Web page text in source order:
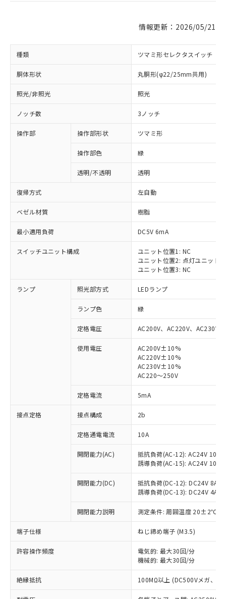
情報更新：2026/05/21
種類 ツマミ形セレクタスイッチ
胴体形状 丸胴形(φ22/25mm共用)
照光/非照光 照光
ノッチ数 3ノッチ
操作部 操作部形状 ツマミ形
操作部色 緑
透明/不透明 透明
復帰方式 左自動
ベゼル材質 樹脂
最小適用負荷 DC5V 6mA
スイッチユニット構成
ユニット位置1: NC
ユニット位置2: 点灯ユニット
ユニット位置3: NC
ランプ 照光部方式 LEDランプ
ランプ色 緑
定格電圧 AC200V、AC220V、AC230V
使用電圧
AC200V±10%
AC220V±10%
AC230V±10%
AC220～250V
定格電流 5mA
接点定格 接点構成 2b
定格通電電流 10A
開閉能力(AC)
抵抗負荷(AC-12): AC24V 10A/
誘導負荷(AC-15): AC24V
開閉能力(DC)
抵抗負荷(DC-12): DC24V 8A/
誘導負荷(DC-13): DC24V 4A/
開閉能力説明 測定条件: 周囲温度 20±2℃、
端子仕様 ねじ締め端子 (M3.5)
許容操作頻度
電気的: 最大30回/分
機械的: 最大30回/分
絶縁抵抗 100MΩ以上 (DC500Vメガ、点
以下の条件をお読みいただき、同意のうえ
本サービスは、当社制御機器事業取扱
商品の当社在庫状況および標準価格
(税抜)を提供させていただくもので
本サービスの対象外となる商品もある
ことをご了承ください。
在庫状況および標準価格照会結果は、
記載している更新日時点での社内デー
タに基づき作成されるものであり、閲
覧された時点での実際の在庫および標
対応済み：EU RoHS指令（10物質）の
非含有に対応した製品が提供可能な商品で
対応予定：EU RoHS指令（10物質）の非含
有に対応した製品に切り替える予定のある
対応予定なし：EU RoHS指令（10物質）の
非含有に非対応の商品で、対応品を出す予
調査・確認中：EU RoHS指令（10物質）の
非含有の対応状況を調査中または確認中の
非該当品：ライセンス料など無形物で、有
害物質有無と関係のない商品です。
仕入先様の事情により、非含有部品として
いたものが、含有品と判明した場合などや
むを得ず変更することがあります。
鉛(Pb) 1000ppm以下、 水銀(Hg) 1000ppm以下、 カド
六価クロム(Cr(Ⅵ)) 1000ppm以下、ポリ臭化ビフェニル
※1 中国RoHS○×表
「○」：最大均質材料含有率が中国RoHSの
基準値以下であることを示します。
「×」：最大均質材料含有率が中国RoHSの
基準値を超えていることを示します。
「－」：未確認です。当社販売部門へお問
*中国RoHS10物質の基準値 (GB/T26572)：
Pb(鉛) :1000ppm、 Hg(水銀) : 1000ppm、 Cd(カドミウ
当社は、これら貴社製品のうち、外国
為替および外国貿易法に定める商品
（以下｢規制貨物等」という）を輸出
または国外への提供する場合は、日本
国政府の輸出許可(または役務取引許
可)を取得するなどの必要な手続きを